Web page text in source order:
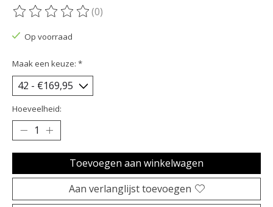
De beoordeling van dit product is
(0)
Op voorraad
Maak een keuze: *
Hoeveelheid:
Toevoegen aan winkelwagen
Aan verlanglijst toevoegen